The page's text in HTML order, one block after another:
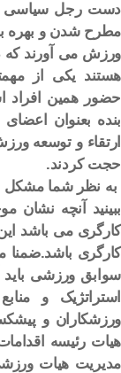
دست رجل سیاسی
مطرح شدن و بهره
ورزش می آورند که
هستند یکی از
حضور همین
بنده بعنوان
ارتقاء و توسعه
حجت کردند.
به نظر شما مشکل
ببینید آنچه
کارگری می باشد
کارگری
سوابق ورزشی باید
استراتژیک و
ورزشکاران و
هیات رئیسه
مدیریت هیات